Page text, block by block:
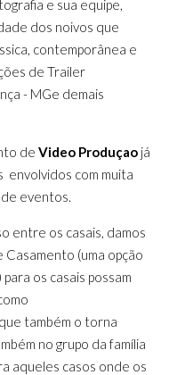
e sua equipe,
dos noivos que
contemporânea e
de Trailer
- MGe demais
de Video Produçao já
envolvidos com muita
eventos.
entre os casais, damos
(uma opção
os casais possam
também o torna
no grupo da família
aqueles casos onde os